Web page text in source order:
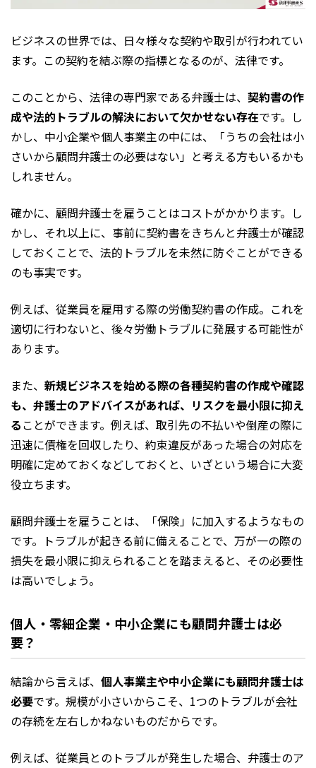
ビジネスの世界では、日々様々な契約や取引が行われてい
ます。この契約を結ぶ際の指標となるのが、法律です。
このことから、法律の専門家である弁護士は、 契約書の作
成や法的トラブルの解決において欠かせない存在です。し
かし、中小企業や個人事業主の中には、「うちの会社は小
さいから顧問弁護士の必要はない」と考える方もいるかも
しれません。
確かに、顧問弁護士を雇うことはコストがかかります。し
かし、それ以上に、事前に契約書をきちんと弁護士が確認
しておくことで、法的トラブルを未然に防ぐことができる
のも事実です。
例えば、従業員を雇用する際の労働契約書の作成。これを
適切に行わないと、後々労働トラブルに発展する可能性が
あります。
また、 新規ビジネスを始める際の各種契約書の作成や確認
も、弁護士のアドバイスがあれば、リスクを最小限に抑え
ることができます。例えば、取引先の不払いや倒産の際に
迅速に債権を回収したり、約束違反があった場合の対応を
明確に定めておくなどしておくと、いざという場合に大変
役立ちます。
顧問弁護士を雇うことは、「保険」に加入するようなもの
です。トラブルが起きる前に備えることで、万が一の際の
損失を最小限に抑えられることを踏まえると、その必要性
は高いでしょう。
個人・零細企業・中小企業にも顧問弁護士は必
要？
結論から言えば、 個人事業主や中小企業にも顧問弁護士は
必要です。規模が小さいからこそ、1つのトラブルが会社
の存続を左右しかねないものだからです。
例えば、従業員とのトラブルが発生した場合、弁護士のア